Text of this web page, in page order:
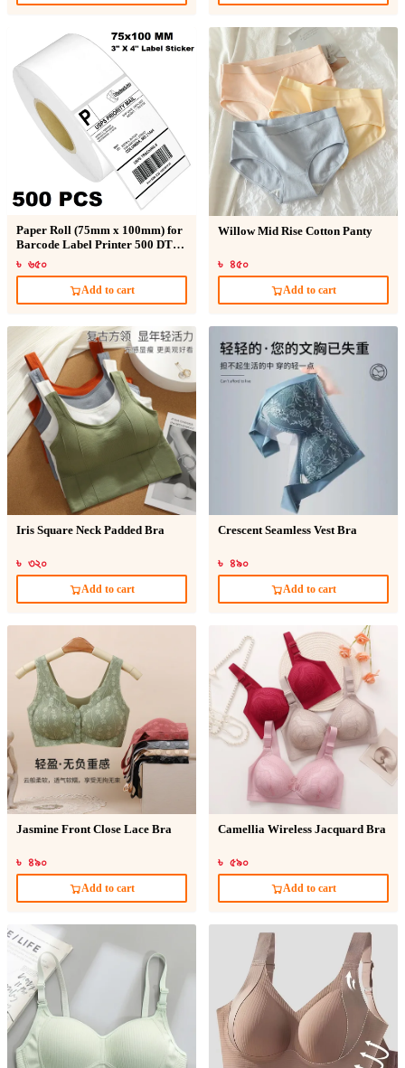
Paper Roll (75mm x 100mm) for
Barcode Label Printer 500 DT
Sticker
৳ ৬৫০
Add to cart
Willow Mid Rise Cotton Panty
৳ ৪৫০
Add to cart
Iris Square Neck Padded Bra
৳ ৩২০
Add to cart
Crescent Seamless Vest Bra
৳ ৪৯০
Add to cart
Jasmine Front Close Lace Bra
৳ ৪৯০
Add to cart
Camellia Wireless Jacquard Bra
৳ ৫৯০
Add to cart